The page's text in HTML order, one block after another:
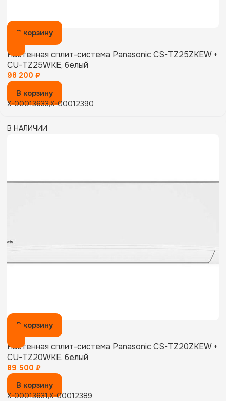
В корзину
Настенная сплит-система Panasonic CS-TZ25ZKEW +
CU-TZ25WKE, белый
98 200 ₽
В корзину
X-00013633,X-00012390
В НАЛИЧИИ
В корзину
Настенная сплит-система Panasonic CS-TZ20ZKEW +
CU-TZ20WKE, белый
89 500 ₽
В корзину
X-00013631,X-00012389